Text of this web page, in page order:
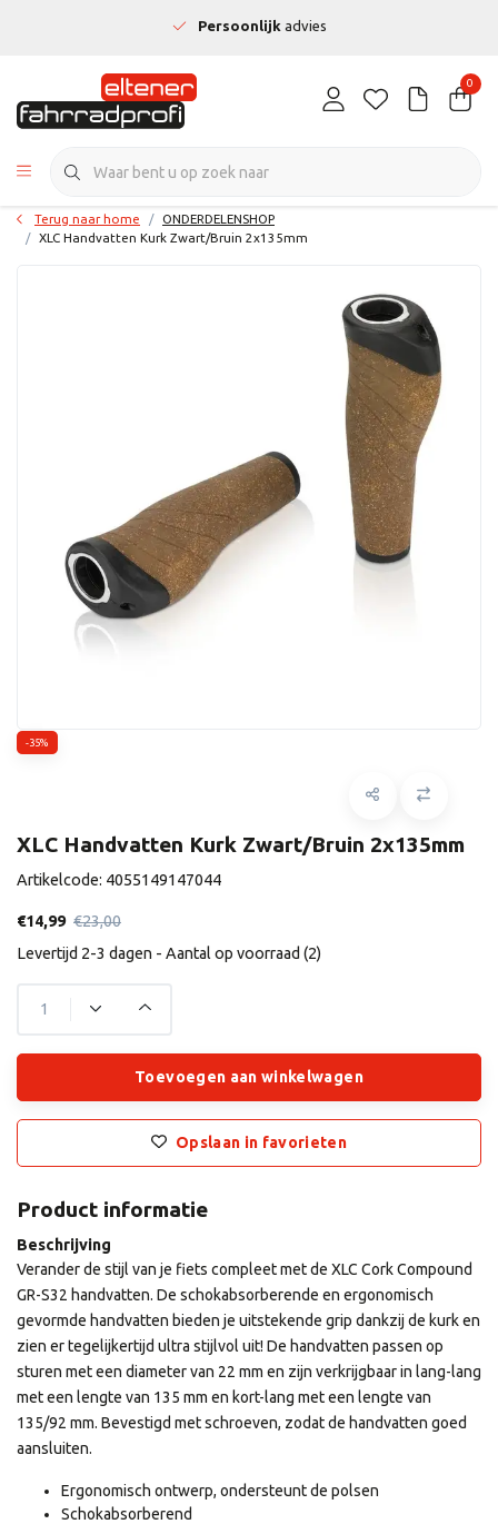
Persoonlijkadvies
0
Terug naar home
ONDERDELENSHOP
XLC Handvatten Kurk Zwart/Bruin 2x135mm
-35%
XLC Handvatten Kurk Zwart/Bruin 2x135mm
Artikelcode: 4055149147044
€14,99 €23,00
Levertijd 2-3 dagen - Aantal op voorraad (2)
Toevoegen aan winkelwagen
Opslaan in favorieten
Product informatie
Beschrijving
Verander de stijl van je fiets compleet met de XLC Cork Compound
GR-S32 handvatten. De schokabsorberende en ergonomisch
gevormde handvatten bieden je uitstekende grip dankzij de kurk en
zien er tegelijkertijd ultra stijlvol uit! De handvatten passen op
sturen met een diameter van 22 mm en zijn verkrijgbaar in lang-lang
met een lengte van 135 mm en kort-lang met een lengte van
135/92 mm. Bevestigd met schroeven, zodat de handvatten goed
aansluiten.
Ergonomisch ontwerp, ondersteunt de polsen
Schokabsorberend